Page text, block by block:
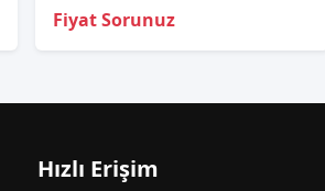
Fiyat Sorunuz
Hızlı Erişim